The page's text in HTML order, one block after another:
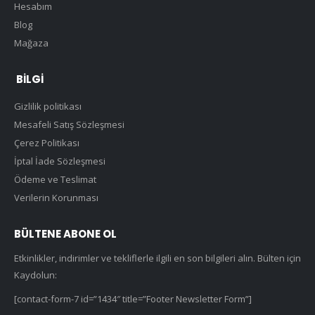
Hesabım
Blog
Mağaza
BILGI
Gizlilik politikası
Mesafeli Satış Sözleşmesi
Çerez Politikası
İptal İade Sözleşmesi
Ödeme ve Teslimat
Verilerin Korunması
BÜLTENE ABONE OL
Etkinlikler, indirimler ve tekliflerle ilgili en son bilgileri alın. Bülten için
Kaydolun:
[contact-form-7 id=”1434″ title=”Footer Newsletter Form”]